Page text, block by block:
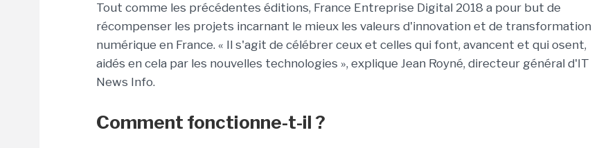
Tout comme les précédentes éditions, France Entreprise Digital 2018 a pour but de
récompenser les projets incarnant le mieux les valeurs d'innovation et de transformation
numérique en France. « Il s'agit de célébrer ceux et celles qui font, avancent et qui osent,
aidés en cela par les nouvelles technologies », explique Jean Royné, directeur général d'IT
News Info.
Comment fonctionne-t-il ?